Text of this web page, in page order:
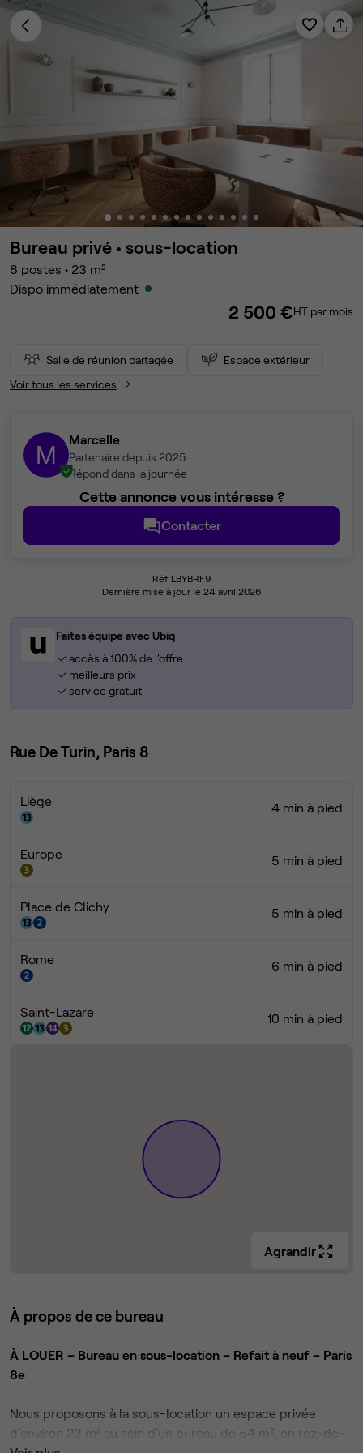
Bureau privé • sous-location
8 postes • 23 m²
Dispo immédiatement
2 500 €HT par mois
Salle de réunion partagée
Espace extérieur
Voir tous les services
M Marcelle
Partenaire depuis 2025
Répond dans la journée
Cette annonce vous intéresse ?
Contacter
Réf LBYBRF9
Dernière mise à jour le 24 avril 2026
Faites équipe avec Ubiq
accès à 100% de l'offre
meilleurs prix
service gratuit
Rue De Turin, Paris 8
Liège 4 min à pied
Europe 5 min à pied
Place de Clichy 5 min à pied
Rome 6 min à pied
Saint-Lazare 10 min à pied
Agrandir
À propos de ce bureau
À LOUER – Bureau en sous-location – Refait à neuf – Paris
8e
Nous proposons à la sous-location un espace privée
d’environ 23 m² au sein d’un bureau de 54 m², en rez-de-